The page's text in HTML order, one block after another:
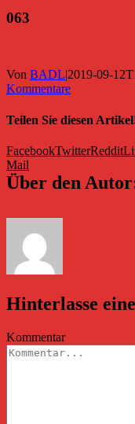
063
Von BADL|2019-09-
Kommentare
Teilen Sie diesen
FacebookTwitterReddit
Mail
Über den
Hinterlasse
Kommentar